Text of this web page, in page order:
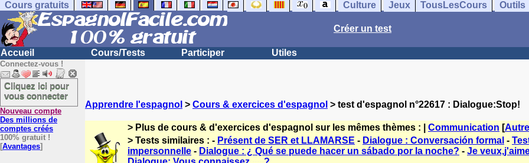
Cours gratuits Culture Jeux TousLesCours Outils
Créer un test
Accueil Cours/Tests Participer Utiles
Connectez-vous !
Cliquez ici pour
vous connecter
Nouveau compte
Des millions de
comptes créés
100% gratuit !
[Avantages]
Apprendre l'espagnol > Cours & exercices d'espagnol > test d'espagnol n°22617 : Dialogue:Stop!
> Plus de cours & d'exercices d'espagnol sur les mêmes thèmes : | Communication [
> Tests similaires : - Présent de SER et LLAMARSE - Dialogue : Conversación formal -
impersonnelle - Dialogue : ¿ Qué se puede hacer un sábado por la noche? - Je